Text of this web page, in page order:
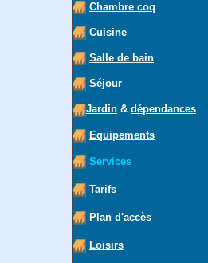
Chambre coq
Cuisine
Salle de bain
Séjour
Jardin & dépendances
Equipements
Services
Tarifs
Plan d'accès
Loisirs